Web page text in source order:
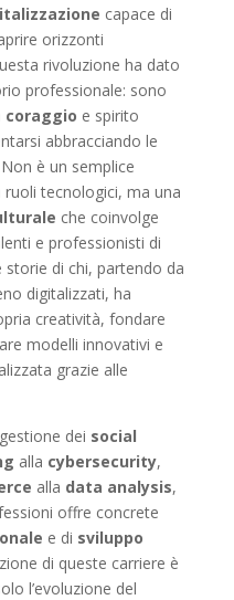
capace di
orizzonti
rivoluzione ha dato
professionale: sono
coraggio e spirito
abbracciando le
è un semplice
tecnologici, ma una
che coinvolge
e professionisti di
di chi, partendo da
digitalizzati, ha
creatività, fondare
modelli innovativi e
grazie alle
dei social
alla cybersecurity,
alla data analysis,
offre concrete
e di sviluppo
di queste carriere è
l’evoluzione del